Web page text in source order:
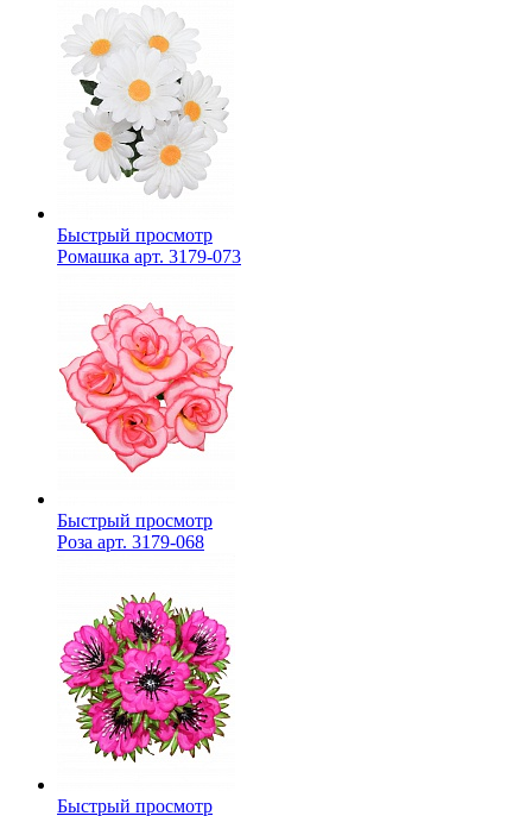
Быстрый просмотр
Ромашка арт. 3179-073
Быстрый просмотр
Роза арт. 3179-068
Быстрый просмотр